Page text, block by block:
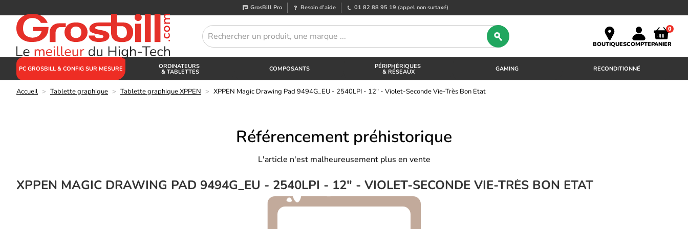
GrosBill Pro Besoin d’aide 01 82 88 95 19 (appel non surtaxé)
BOUTIQUESCOMPTE
0
PANIER
PC GROSBILL & CONFIG SUR MESURE ORDINATEURS
& TABLETTES COMPOSANTS PÉRIPHÉRIQUES
& RÉSEAUX GAMING RECONDITIONNÉ
Accueil > Tablette graphique > Tablette graphique XPPEN > XPPEN Magic Drawing Pad 9494G_EU - 2540LPI - 12" - Violet-Seconde Vie-Très Bon Etat
Référencement préhistorique
L'article n'est malheureusement plus en vente
XPPEN MAGIC DRAWING PAD 9494G_EU - 2540LPI - 12" - VIOLET-SECONDE VIE-TRÈS BON ETAT